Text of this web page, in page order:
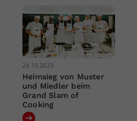
24.10.2023
Heimsieg von Muster
und Miedler beim
Grand Slam of
Cooking